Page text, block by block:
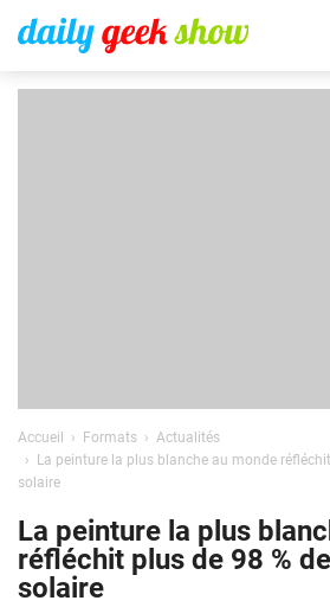
Accueil Formats
Actualités
La peinture la plus blanche au monde
solaire
La peinture la plus
réfléchit plus de 98 %
solaire